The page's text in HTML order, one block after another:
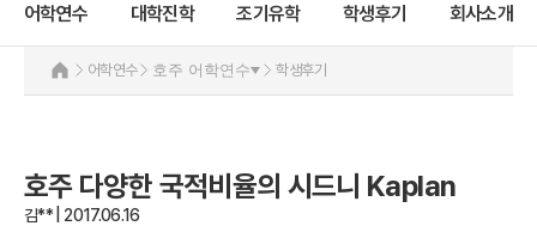
어학연수 대학진학 조기유학 학생후기 회사소개
대학진학
조기/캠프
고객서비스
미국
캐나다
영국
호주
과정소개
프로그램
어학연수 호주 어학연수 학생후기
호주 다양한 국적비율의 시드니 Kaplan
김** | 2017.06.16